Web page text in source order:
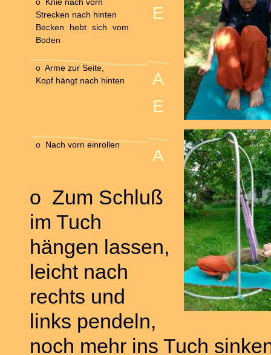
Strecken nach hinten
Becken hebt sich vom
Boden
E
o Arme zur Seite,
Kopf hängt nach hinten
A
E
o Nach vorn einrollen
A
o Zum Schluß
im Tuch
hängen lassen,
leicht nach
rechts und
links pendeln,
noch mehr ins Tuch